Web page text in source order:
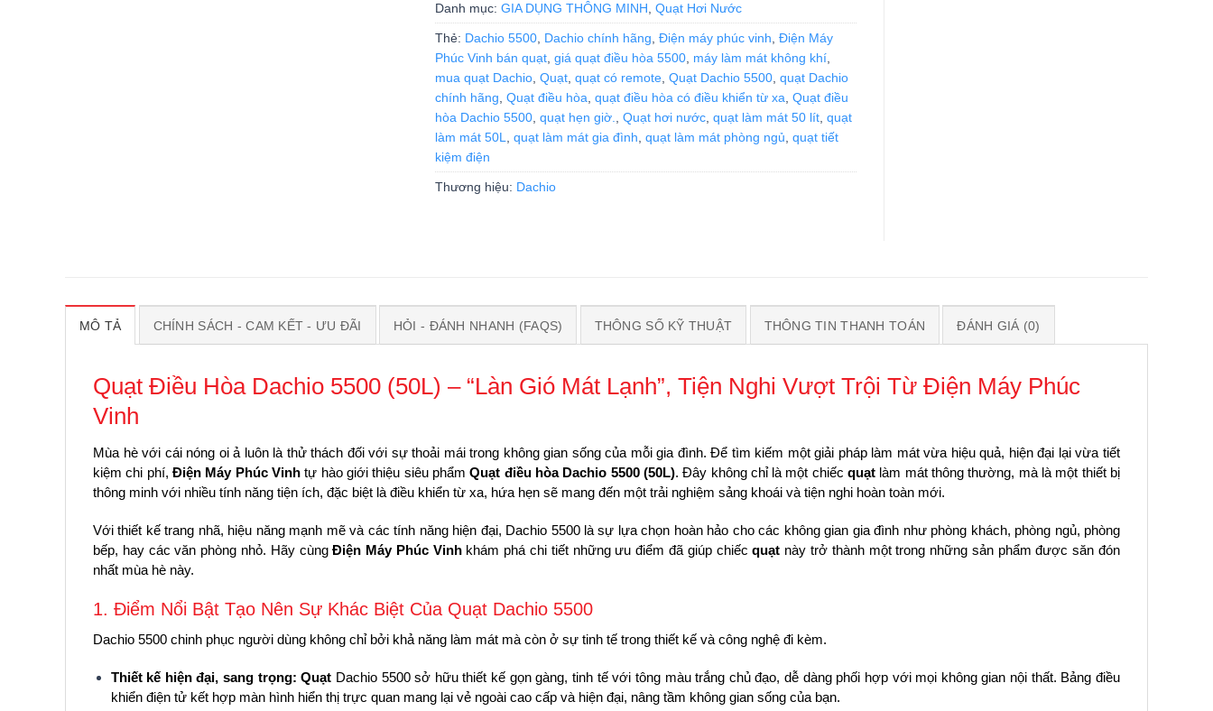
Danh mục: GIA DỤNG THÔNG MINH, Quạt Hơi Nước
Thẻ: Dachio 5500, Dachio chính hãng, Điện máy phúc vinh, Điện Máy
Phúc Vinh bán quạt, giá quạt điều hòa 5500, máy làm mát không khí,
mua quạt Dachio, Quạt, quạt có remote, Quạt Dachio 5500, quạt Dachio
chính hãng, Quạt điều hòa, quạt điều hòa có điều khiển từ xa, Quạt điều
hòa Dachio 5500, quạt hẹn giờ., Quạt hơi nước, quạt làm mát 50 lít, quạt
làm mát 50L, quạt làm mát gia đình, quạt làm mát phòng ngủ, quạt tiết
kiệm điện
Thương hiệu: Dachio
MÔ TẢ CHÍNH SÁCH - CAM KẾT - ƯU ĐÃI HỎI - ĐÁNH NHANH (FAQS) THÔNG SỐ KỸ THUẬT THÔNG TIN THANH TOÁN ĐÁNH GIÁ (0)
Quạt Điều Hòa Dachio 5500 (50L) – “Làn Gió Mát Lạnh”, Tiện Nghi Vượt Trội Từ Điện Máy Phúc
Vinh
Mùa hè với cái nóng oi ả luôn là thử thách đối với sự thoải mái trong không gian sống của mỗi gia đình. Để tìm kiếm một giải pháp làm mát vừa hiệu quả, hiện đại lại vừa tiết
kiệm chi phí, Điện Máy Phúc Vinhtự hào giới thiệu siêu phẩmQuạt điều hòa Dachio 5500 (50L). Đây không chỉ là một chiếcquạt làm mát thông thường, mà là một thiết bị
thông minh với nhiều tính năng tiện ích, đặc biệt là điều khiển từ xa, hứa hẹn sẽ mang đến một trải nghiệm sảng khoái và tiện nghi hoàn toàn mới.
Với thiết kế trang nhã, hiệu năng mạnh mẽ và các tính năng hiện đại, Dachio 5500 là sự lựa chọn hoàn hảo cho các không gian gia đình như phòng khách, phòng ngủ, phòng
bếp, hay các văn phòng nhỏ. Hãy cùngĐiện Máy Phúc Vinhkhám phá chi tiết những ưu điểm đã giúp chiếcquạt này trở thành một trong những sản phẩm được săn đón
nhất mùa hè này.
1. Điểm Nổi Bật Tạo Nên Sự Khác Biệt Của Quạt Dachio 5500
Dachio 5500 chinh phục người dùng không chỉ bởi khả năng làm mát mà còn ở sự tinh tế trong thiết kế và công nghệ đi kèm.
Thiết kế hiện đại, sang trọng: Quạt Dachio 5500 sở hữu thiết kế gọn gàng, tinh tế với tông màu trắng chủ đạo, dễ dàng phối hợp với mọi không gian nội thất. Bảng điều
khiển điện tử kết hợp màn hình hiển thị trực quan mang lại vẻ ngoài cao cấp và hiện đại, nâng tầm không gian sống của bạn.